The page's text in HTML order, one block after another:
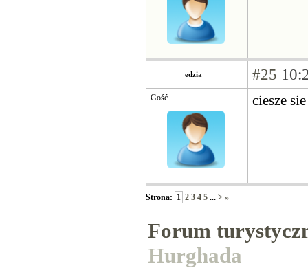
edzia #25
Gość ciesze
Strona: 1 2 3 4 5 ... > »
Forum
Hurghada